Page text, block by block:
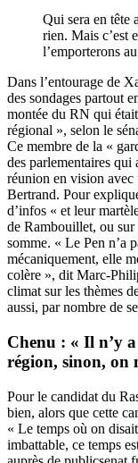
Qui sera en tête
rien. Mais c’est
l’emporterons
Dans l’entourage de
des sondages partout
montée du RN qui
régional », selon le
Ce membre de la «
des parlementaires qui
réunion en vision
Bertrand. Pour
d’infos « et leur
de Rambouillet, ou sur
somme. « Le Pen n’a
mécaniquement, elle
colère », dit Marc-
climat sur les thèmes
aussi, par nombre de
Chenu : « Il n’y
région, sinon, on
Pour le candidat du
bien, alors que cette
« Le temps où on
imbattable, ce temps